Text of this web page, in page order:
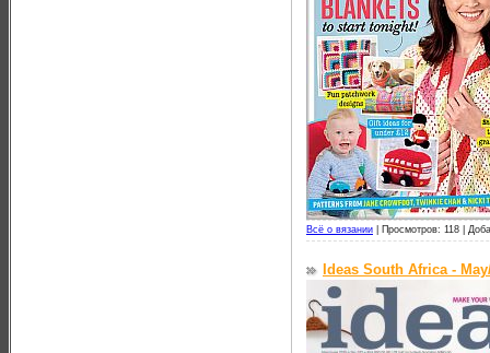
Всё о вязании Просмотров: 118 |
Ideas South Africa -